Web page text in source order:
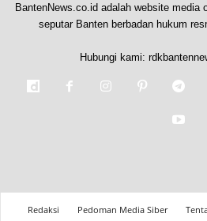
BantenNews.co.id adalah website media
seputar Banten berbadan hukum
Hubungi kami:
Redaksi Pedoman Media Siber